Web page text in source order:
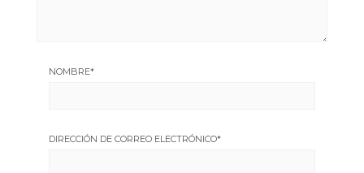
NOMBRE*
DIRECCIÓN DE CORREO ELECTRÓNICO*